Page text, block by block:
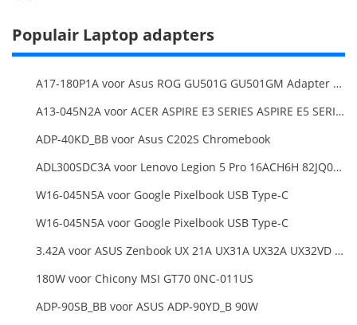
Populair Laptop adapters
A17-180P1A voor Asus ROG GU501G GU501GM Adapter Power Supply
A13-045N2A voor ACER ASPIRE E3 SERIES ASPIRE E5 SERIES ASPIRE ES1 SERIES
ADP-40KD_BB voor Asus C202S Chromebook
ADL300SDC3A voor Lenovo Legion 5 Pro 16ACH6H 82JQ008HUK 82JQ008
W16-045N5A voor Google Pixelbook USB Type-C
W16-045N5A voor Google Pixelbook USB Type-C
3.42A voor ASUS Zenbook UX 21A UX31A UX32A UX32VD Series Ultrabook Models
180W voor Chicony MSI GT70 0NC-011US
ADP-90SB_BB voor ASUS ADP-90YD_B 90W